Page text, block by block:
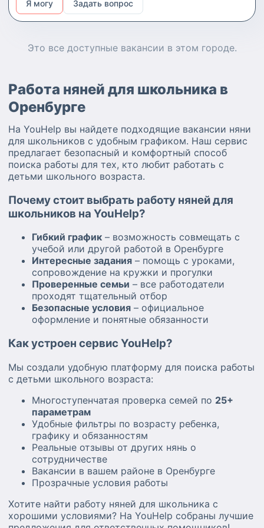
простых блюд. Контроль режима дня, включая
сон и гигиену. Возможно, потребуется готовить
Я могу Задать вопрос
Это все доступные вакансии в этом городе.
Работа няней для школьника в
Оренбурге
На YouHelp вы найдете подходящие вакансии няни
для школьников с удобным графиком. Наш сервис
предлагает безопасный и комфортный способ
поиска работы для тех, кто любит работать с
детьми школьного возраста.
Почему стоит выбрать работу няней для
школьников на YouHelp?
Гибкий график – возможность совмещать с
учебой или другой работой в Оренбурге
Интересные задания – помощь с уроками,
сопровождение на кружки и прогулки
Проверенные семьи – все работодатели
проходят тщательный отбор
Безопасные условия – официальное
оформление и понятные обязанности
Как устроен сервис YouHelp?
Мы создали удобную платформу для поиска работы
с детьми школьного возраста:
Многоступенчатая проверка семей по 25+
параметрам
Удобные фильтры по возрасту ребенка,
графику и обязанностям
Реальные отзывы от других нянь о
сотрудничестве
Вакансии в вашем районе в Оренбурге
Прозрачные условия работы
Хотите найти работу няней для школьника с
хорошими условиями? На YouHelp собраны лучшие